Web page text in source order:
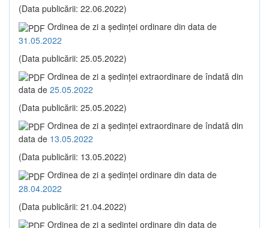
(Data publicării: 22.06.2022)
Ordinea de zi a şedinţei ordinare din data de
31.05.2022
(Data publicării: 25.05.2022)
Ordinea de zi a şedinţei extraordinare de îndată din
data de 25.05.2022
(Data publicării: 25.05.2022)
Ordinea de zi a şedinţei extraordinare de îndată din
data de 13.05.2022
(Data publicării: 13.05.2022)
Ordinea de zi a şedinţei ordinare din data de
28.04.2022
(Data publicării: 21.04.2022)
Ordinea de zi a şedinţei ordinare din data de